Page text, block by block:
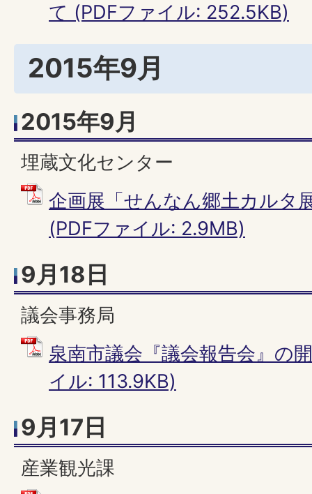
て (PDFファイル: 252.5KB)
2015年9月
2015年9月
埋蔵文化センター
企画展「せんなん郷土カルタ
(PDFファイル: 2.9MB)
9月18日
議会事務局
泉南市議会『議会報告会』の
イル: 113.9KB)
9月17日
産業観光課